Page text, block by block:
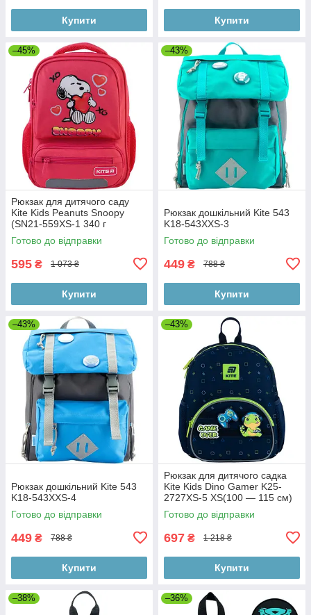
Купити Купити
–45%
Рюкзак для дитячого саду
Kite Kids Peanuts Snoopy
(SN21-559XS-1 340 г
29X23X9 см 8 л рожевий
Готово до відправки
595 ₴ 1 073 ₴
Купити
–43%
Рюкзак дошкільний Kite 543
K18-543XXS-3
Готово до відправки
449 ₴ 788 ₴
Купити
–43%
Рюкзак дошкільний Kite 543
K18-543XXS-4
Готово до відправки
449 ₴ 788 ₴
Купити
–43%
Рюкзак для дитячого садка
Kite Kids Dino Gamer K25-
2727XS-5 XS(100 — 115 см)
30х23х12 синій
Готово до відправки
697 ₴ 1 218 ₴
Купити
–38% –36%